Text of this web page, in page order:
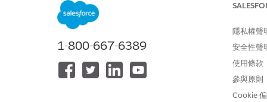
此工作使用造訪資料計算提供
進入 App Launcher,尋找並選取
造訪工作。
找到「更新提供者帳戶區域範圍
」重複執行工作
1-800-667-6389
隱私權聲
安全性聲
使用條款
參與原則
Cookie